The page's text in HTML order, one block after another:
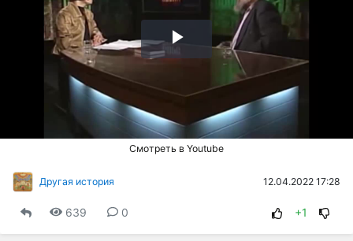
Воспроизвести
видео
Смотреть в Youtube
Другая история 12.04.2022 17:28
639 0 +1